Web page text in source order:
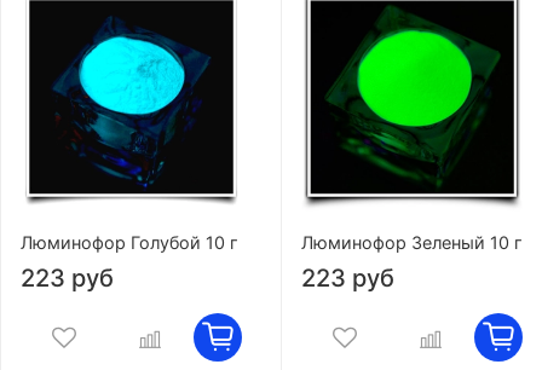
Люминофор Голубой 10 г
223 руб
Люминофор Зеленый 10 г
223 руб